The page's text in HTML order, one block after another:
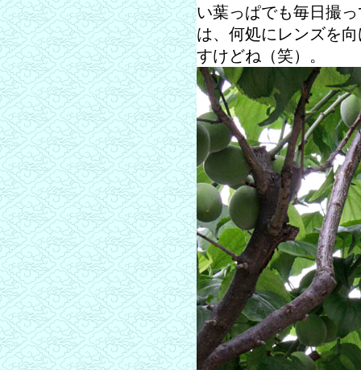
い葉っぱでも毎日撮
は、何処にレンズを
すけどね（笑）。